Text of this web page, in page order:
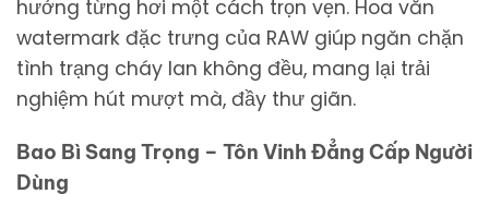
hưởng từng hơi một cách trọn vẹn. Hoa văn
watermark đặc trưng của RAW giúp ngăn chặn
tình trạng cháy lan không đều, mang lại trải
nghiệm hút mượt mà, đầy thư giãn.
Bao Bì Sang Trọng – Tôn Vinh Đẳng Cấp Người
Dùng